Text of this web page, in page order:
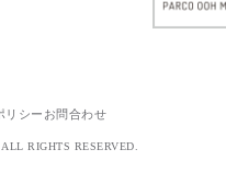
リシー お問合わせ
RIGHTS RESERVED.